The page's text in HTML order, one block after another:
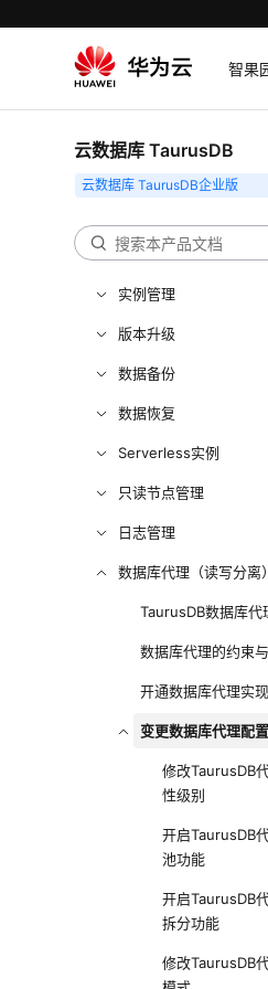
智果
云数据库 TaurusDB
选型建议
通过IAM授予使用
连接实例
数据迁移
实例管理
版本升级
数据备份
数据恢复
Serverless实例
只读节点管理
日志管理
数据库代理（读写分离）
TaurusDB数据库代
数据库代理的约束
开通数据库代理实
变更数据库代理配置
修改TaurusDB
性级别
开启TaurusDB
池功能
开启TaurusDB
拆分功能
修改TaurusDB